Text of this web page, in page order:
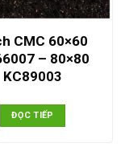
CMC 60×60
– 80×80
KC89003
ĐỌC TIẾP